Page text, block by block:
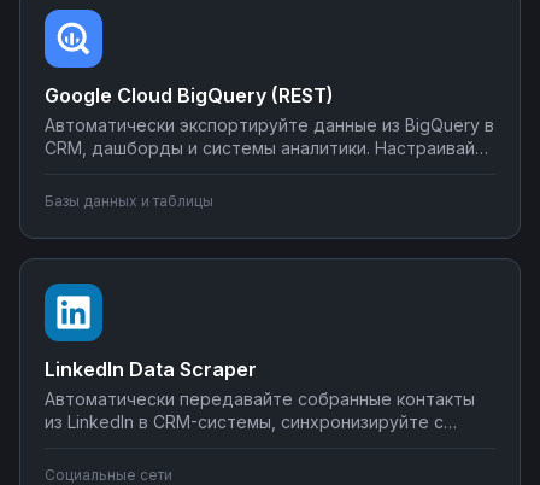
Google Cloud BigQuery (REST)
Автоматически экспортируйте данные из BigQuery в
CRM, дашборды и системы аналитики. Настраивайте
метрики с внешними сервисами, создавайте
Управляйте интеграциями BigQuery без SQL-
программирования.
Базы данных и таблицы
LinkedIn Data Scraper
Автоматически передавайте собранные контакты
из LinkedIn в CRM-системы, синхронизируйте с
продаж. Настройте интеграции LinkedIn Data Scraper
Социальные сети